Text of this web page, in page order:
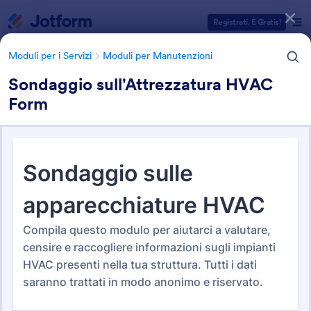
Registrati. È Gratis!
Moduli per i Servizi Moduli per Manutenzioni
Sondaggio sull'Attrezzatura HVAC
Form
Moduli per Manutenzioni
73 Template
Categorie Template Moduli